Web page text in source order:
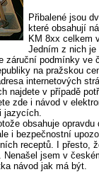
Přibalené jsou
které obsahují
KM 8xx celkem
Jedním z nich je
záruční podmínky ve
na pražskou
internetových
najdete v případě
zde i návod v
jazycích.
obsahuje
i bezpečnostní
receptů. I přesto,
jsem v
návod jak má být.